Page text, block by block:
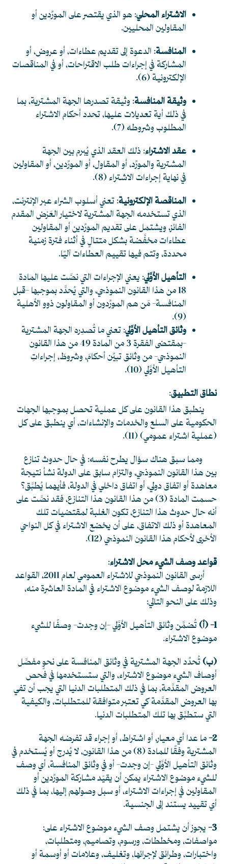
الاشتراء المحلي: هو الذي يقتصر على المورِّدين أو
المقاولين المحليين.
المنافسة: الدعوة إلى تقديم عطاءات، أو عروض، أو
المشاركة في إجراءات طلب الاقتراحات، أو في المناقصات
الإلكترونية(6)
.
وثيقة المنافسة: وثيقة تصدرها الجهة المشترية، بما
في ذلك أية تعديلات عليها، تحدد أحكام الاشتراء
المطلوب وشروطه(7)
.
عقد الاشتراء: ذلك العقد الذي يُبرم بين الجهة
المشترية والمورِّد، أو المقاول، أو المورِّدين، أو المقاولين
في نهاية إجراءات الاشتراء(8)
.
المناقصة الإلكترونية: تعني أسلوب الشراء عبر الإنترنت،
الذي تستخدمه الجهة المشترية لاختيار العَرْض المقدم
الفائز، ويشتمل على تقديم المورِّدين أو المقاولين
عطاءات مخفَّضة بشكل متتالٍ في أثناء فترة زمنية
محددة، وتتم فيها تقييم العطاءات آليًا.
التأهيل الأوَّلي: يعني الإجراءات التي نصَّت عليها المادة
18 من هذا القانون النموذجي، والتي يُحدَّد بموجبها -قبل
المنافسة- مَن هم المورِّدون أو المقاولون ذوو الأهلية
(9)
.
وثائق التأهيل الأوَّلي: تعني ما تُصدِره الجهة المشترية
-بمقتضى الفقرة 3 من المادة 49 من هذا القانون
النموذجي- من وثائق تبيِّن أحكامَ، وشروطَ، إجراءاتِ
التأهيل الأوَّلي(10)
.
نطاق التطبيق:
ينطبق هذا القانون على كل عملية تحصل بموجبها الجهات
الحكومية على السلع والخدمات والإنشاءات، أي ينطبق على كل
(عملية اشتراء عمومي)(11)
.
ومما سبق هناك سؤال يطرح نفسه: في حال حدوث تنازع
بين هذا القانون النموذجي، والتزام سابق على الدولة نشأ نتيجة
معاهدة أو اتفاق دولي، أو اتفاق داخلي في الدولة، فأيهما يُطبَّق؟
حسمت المادة (3) من هذا القانون هذا التنازع، فقد نصَّت على
أنه حال حدوث هذا التنازع، تكون الغلبة لمقتضيات تلك
المعاهدة أو ذلك الاتفاق، على أن يخضع الاشتراء في كل النواحي
الأخرى لأحكام هذا القانون النموذجي(12)
.
قواعد وصف الشيء محل الاشتراء:
أرسى القانون النموذجي للاشتراء العمومي لعام 2011، القواعد
اللازمة لوصف الشيء موضوع الاشتراء في المادة العاشرة منه،
وذلك على النحو التالي:
1- (أ)
تُضمَّن وثائق التأهيل الأوَّلي -إن وجدت- وصفًا للشيء
موضوع الاشتراء.
(ب)تُحدِّد الجهة المشترية في وثائق المنافسة على نحوٍ مفصَّل
أوصاف الشيء موضوع الاشتراء، والتي ستستخدمها في فحص
العروض المقدَّمة، بما في ذلك المتطلبات الدنيا التي يجب أن تفي
بها العروض المقدَّمة كي تعتبر متوافقة للمتطلبات، والكيفية
التي ستطبَّق بها تلك المتطلبات الدنيا.
2- ما عدا أي معيار، أو اشتراط، أو إجراء قد تفرضه الجهة
المشترية
وفقًا للمادة (8) من هذا القانون، لا يُدرج أو يُستخدم في
وثائق التأهيل الأوَّلي -إن وجدت- أو في وثائق المنافسة، أي وصف
للشيء موضوع الاشتراء يمكن أن يقيّد مشاركة المورِّدين أو
المقاولين في إجراءات الاشتراء، أو سبل وصولهم إليها، بما في ذلك
أي تقييد يستند إلى الجنسية.
3- يجوز أن يشتمل وصف الشيء موضوع الاشتراء على:
مواصفات، ومخططات، ورسوم، وتصاميم، ومتطلبات،
واختبارات، وطرائق لإجرائها، وتغليف، وعلامات أو أوسمة أو